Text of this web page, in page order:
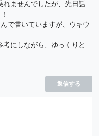
れませんでしたが、先日話
で書いていますが、ウキウ
にしながら、ゆっくりと
返信する